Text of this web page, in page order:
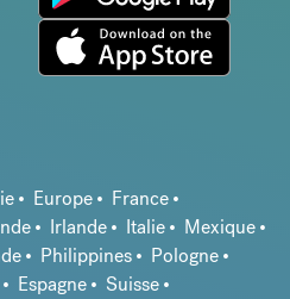
Europe
France
Irlande Italie
Mexique
Philippines
Pologne
Espagne
Suisse